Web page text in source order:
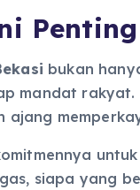
bukan
mandat rakyat.
siapa yang